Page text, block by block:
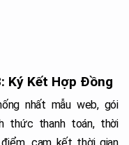
Ký Kết Hợp Đồng
nhất mẫu web, gói
thức thanh toán, thời